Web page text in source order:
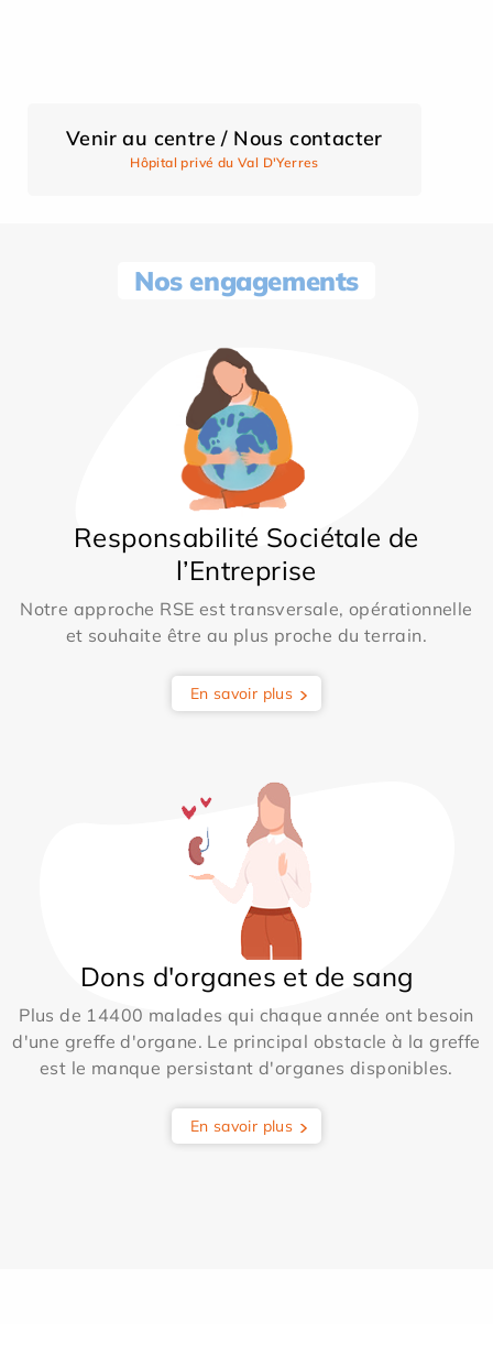
Venir au centre / Nous contacter
Hôpital privé du Val D'Yerres
Nos engagements
Responsabilité Sociétale de
l’Entreprise
Notre approche RSE est transversale, opérationnelle
et souhaite être au plus proche du terrain.
En savoir plus
Dons d'organes et de sang
Plus de 14400 malades qui chaque année ont besoin
d'une greffe d'organe. Le principal obstacle à la greffe
est le manque persistant d'organes disponibles.
En savoir plus